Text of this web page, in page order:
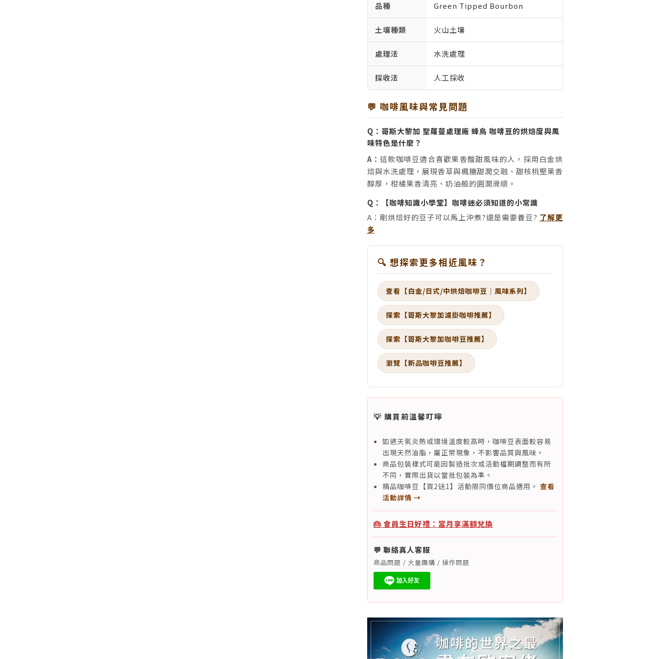
品種 Green Tipped Bourbon
土壤種類 火山土壤
處理法 水洗處理
採收法 人工採收
💬 咖啡風味與常見問題
Q：哥斯大黎加 聖蘿蔓處理廠 蜂鳥 咖啡豆的烘焙度與風
味特色是什麼？
A： 這款咖啡豆適合喜歡果香酸甜風味的人，採用白金烘
焙與水洗處理，展現香草與楓糖甜潤交融、甜核桃堅果香
醇厚，柑橘果香清亮、奶油般的圓潤滑順。
Q：【咖啡知識小學堂】咖啡迷必須知道的小常識
A：剛烘焙好的豆子可以馬上沖煮?還是需要養豆? 了解更
多
🔍 想探索更多相近風味？
查看【白金/日式/中烘焙咖啡豆｜風味系列】
探索【哥斯大黎加濾掛咖啡推薦】
探索【哥斯大黎加咖啡豆推薦】
瀏覽【新品咖啡豆推薦】
💡 購買前溫馨叮嚀
如遇天氣炎熱或環境溫度較高時，咖啡豆表面較容易
出現天然油脂，屬正常現象，不影響品質與風味。
商品包裝樣式可能因製造批次或活動檔期調整而有所
不同，實際出貨以當批包裝為準。
精品咖啡豆【買2送1】活動限同價位商品適用。 查看
活動詳情 →
🎂 會員生日好禮：當月享滿額兌換
💬 聯絡真人客服
商品問題 / 大量團購 / 操作問題